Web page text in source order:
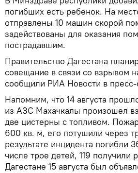
погибших есть ребенок. На
отправлены 10 машин скорой
задействованы для оказания
пострадавшим.
Правительство Дагестана
совещание в связи со взрывом
сообщили РИА Новости в
Напомним, что 14 августа
из АЗС Махачкалы произошел
две цистерны с топливом.
600 кв. м, его потушили через
результате инцидента погибли
числе трое детей, 119 получили
Дагестане 15 августа был